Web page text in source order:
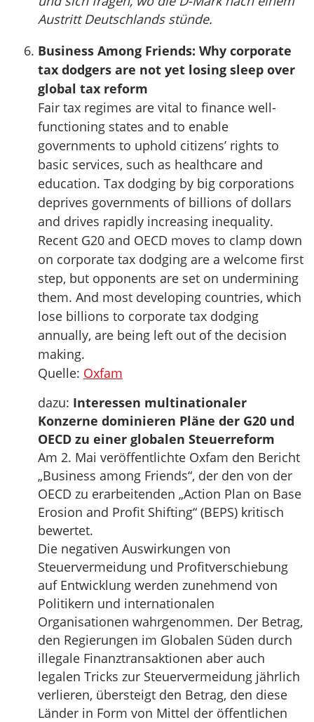
Austritt Deutschlands stünde.
Business Among Friends: Why corporate
tax dodgers are not yet losing sleep over
global tax reform
Fair tax regimes are vital to finance well-
functioning states and to enable
governments to uphold citizens’ rights to
basic services, such as healthcare and
education. Tax dodging by big corporations
deprives governments of billions of dollars
and drives rapidly increasing inequality.
Recent G20 and OECD moves to clamp down
on corporate tax dodging are a welcome first
step, but opponents are set on undermining
them. And most developing countries, which
lose billions to corporate tax dodging
annually, are being left out of the decision
making.
Quelle: Oxfam
dazu: Interessen multinationaler
Konzerne dominieren Pläne der G20 und
OECD zu einer globalen Steuerreform
Am 2. Mai veröffentlichte Oxfam den Bericht
„Business among Friends“, der den von der
OECD zu erarbeitenden „Action Plan on Base
Erosion and Profit Shifting“ (BEPS) kritisch
bewertet.
Die negativen Auswirkungen von
Steuervermeidung und Profitverschiebung
auf Entwicklung werden zunehmend von
Politikern und internationalen
Organisationen wahrgenommen. Der Betrag,
den Regierungen im Globalen Süden durch
illegale Finanztransaktionen aber auch
legalen Tricks zur Steuervermeidung jährlich
verlieren, übersteigt den Betrag, den diese
Länder in Form von Mittel der öffentlichen